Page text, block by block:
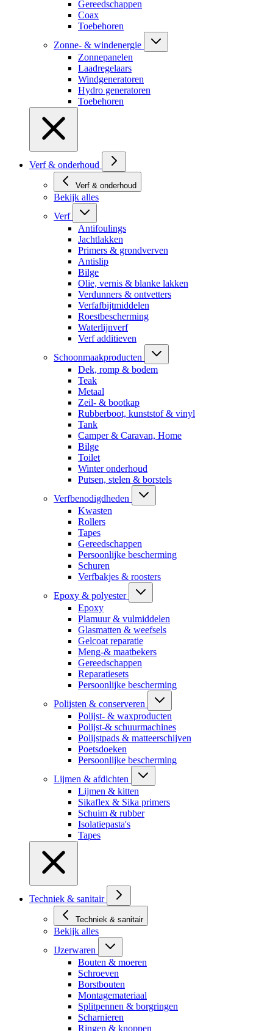
Gereedschappen
Coax
Toebehoren
Zonne- & windenergie
Zonnepanelen
Laadregelaars
Windgeneratoren
Hydro generatoren
Toebehoren
Verf & onderhoud
Verf & onderhoud
Bekijk alles
Verf
Antifoulings
Jachtlakken
Primers & grondverven
Antislip
Bilge
Olie, vernis & blanke lakken
Verdunners & ontvetters
Verfafbijtmiddelen
Roestbescherming
Waterlijnverf
Verf additieven
Schoonmaakproducten
Dek, romp & bodem
Teak
Metaal
Zeil- & bootkap
Rubberboot, kunststof & vinyl
Tank
Camper & Caravan, Home
Bilge
Toilet
Winter onderhoud
Putsen, stelen & borstels
Verfbenodigdheden
Kwasten
Rollers
Tapes
Gereedschappen
Persoonlijke bescherming
Schuren
Verfbakjes & roosters
Epoxy & polyester
Epoxy
Plamuur & vulmiddelen
Glasmatten & weefsels
Gelcoat reparatie
Meng-& maatbekers
Gereedschappen
Reparatiesets
Persoonlijke bescherming
Polijsten & conserveren
Polijst- & waxproducten
Polijst-& schuurmachines
Polijstpads & matteerschijven
Poetsdoeken
Persoonlijke bescherming
Lijmen & afdichten
Lijmen & kitten
Sikaflex & Sika primers
Schuim & rubber
Isolatiepasta's
Tapes
Techniek & sanitair
Techniek & sanitair
Bekijk alles
IJzerwaren
Bouten & moeren
Schroeven
Borstbouten
Montagemateriaal
Splitpennen & borgringen
Scharnieren
Ringen & knoppen